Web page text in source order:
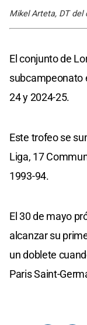
Mikel Arteta, DT del
El conjunto de
subcampeonato
24 y 2024-25.
Este trofeo se
Liga, 17
1993-94.
El 30 de mayo
alcanzar su
un doblete
Paris Saint-